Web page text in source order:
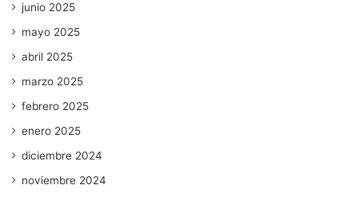
junio 2025
mayo 2025
abril 2025
marzo 2025
febrero 2025
enero 2025
diciembre 2024
noviembre 2024